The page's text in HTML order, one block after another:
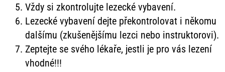
Vždy si zkontrolujte lezecké vybavení.
Lezecké vybavení dejte překontrolovat i někomu
dalšímu (zkušenějšímu lezci nebo instruktorovi).
Zeptejte se svého lékaře, jestli je pro vás lezení
vhodné!!!